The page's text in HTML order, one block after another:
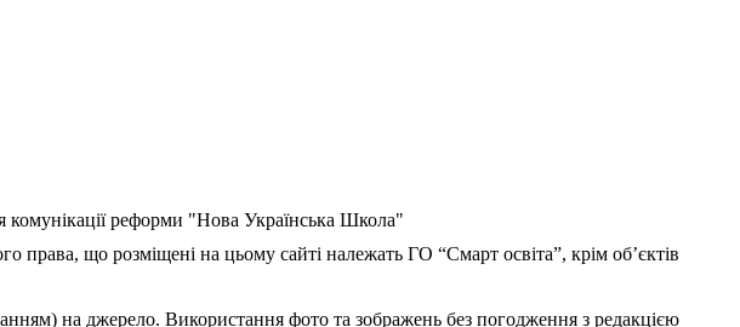
комунікації реформи "Нова Українська Школа"
права, що розміщені на цьому сайті належать ГО “Смарт освіта”, крім об’єктів
на джерело. Використання фото та зображень без погодження з редакцією